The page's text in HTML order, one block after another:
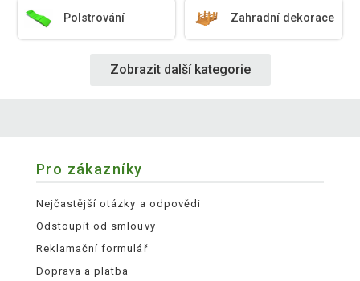
Polstrování Zahradní dekorace
Zobrazit další kategorie
Pro zákazníky
Nejčastější otázky a odpovědi
Odstoupit od smlouvy
Reklamační formulář
Doprava a platba